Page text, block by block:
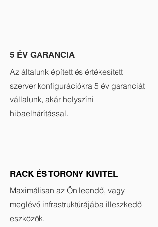
5 ÉV GARANCIA
Az általunk épített és értékesített
szerver konfigurációkra 5 év garanciát
vállalunk, akár helyszíni
hibaelhárítással.
RACK ÉS TORONY KIVITEL
Maximálisan az Ön leendő, vagy
meglévő infrastruktúrájába illeszkedő
eszközök.